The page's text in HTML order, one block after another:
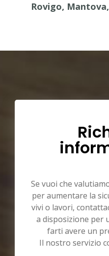
Rovigo,
Se vuoi che
per aumentare la
vivi o lavori,
a disposizione per
farti avere un
Il nostro servizio